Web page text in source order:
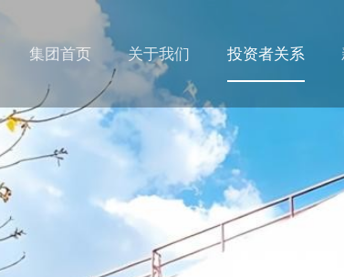
集团首页 关于我们 投资者关系